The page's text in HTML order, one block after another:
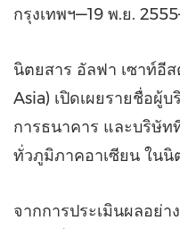
กรุงเทพฯ—19 พ.ย.
นิตยสาร อัลฟา เซาท์อี
Asia) เปิดเผยรายชื่อผู้
การธนาคาร และบริษัท
ทั่วภูมิภาคอาเซียน ใน
จากการประเมินผลอย่า